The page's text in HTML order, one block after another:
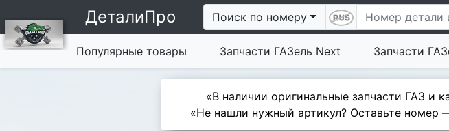
ДеталиПро Поиск по номеру
Популярные товары Запчасти ГАЗель Next Запчасти
«В наличии оригинальные запчасти ГАЗ и
«Не нашли нужный артикул? Оставьте номер